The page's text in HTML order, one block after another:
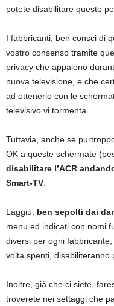
potete disabilitare questo
I fabbricanti, ben consci di
vostro consenso tramite
privacy che appaiono
nuova televisione, e che
ad ottenerlo con le
televisivo vi tormenta.
Tuttavia, anche se
OK a queste schermate
disabilitare l’ACR
Smart-TV
Laggiù, ben sepolti dai
menu ed indicati con nomi
diversi per ogni
volta spenti, disabiliteranno
Inoltre, già che ci siete,
troverete nei settaggi che